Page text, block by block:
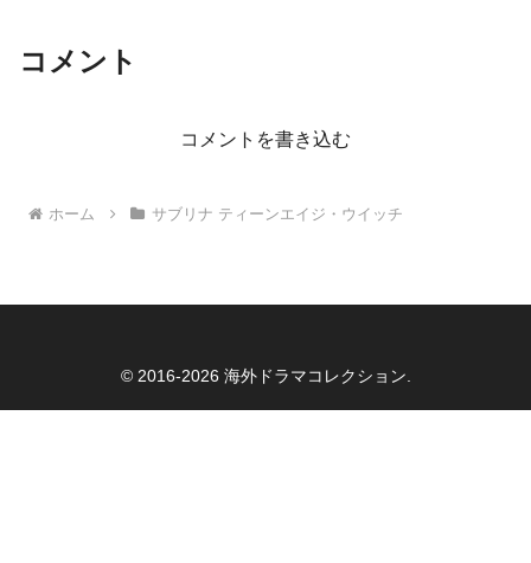
コメント
コメントを書き込む
ホーム サブリナ ティーンエイジ・ウイッチ
© 2016-2026 海外ドラマコレクション.